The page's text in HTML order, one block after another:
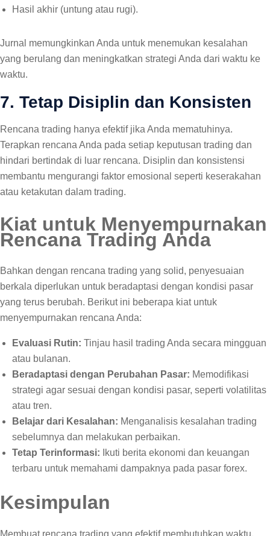
Hasil akhir (untung atau rugi).
Jurnal memungkinkan Anda untuk menemukan kesalahan
yang berulang dan meningkatkan strategi Anda dari waktu ke
waktu.
7. Tetap Disiplin dan Konsisten
Rencana trading hanya efektif jika Anda mematuhinya.
Terapkan rencana Anda pada setiap keputusan trading dan
hindari bertindak di luar rencana. Disiplin dan konsistensi
membantu mengurangi faktor emosional seperti keserakahan
atau ketakutan dalam trading.
Kiat untuk Menyempurnakan
Rencana Trading Anda
Bahkan dengan rencana trading yang solid, penyesuaian
berkala diperlukan untuk beradaptasi dengan kondisi pasar
yang terus berubah. Berikut ini beberapa kiat untuk
menyempurnakan rencana Anda:
Evaluasi Rutin: Tinjau hasil trading Anda secara mingguan
atau bulanan.
Beradaptasi dengan Perubahan Pasar: Memodifikasi
strategi agar sesuai dengan kondisi pasar, seperti volatilitas
atau tren.
Belajar dari Kesalahan: Menganalisis kesalahan trading
sebelumnya dan melakukan perbaikan.
Tetap Terinformasi: Ikuti berita ekonomi dan keuangan
terbaru untuk memahami dampaknya pada pasar forex.
Kesimpulan
Membuat rencana trading yang efektif membutuhkan waktu,